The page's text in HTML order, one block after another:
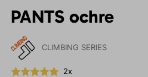
PANTS ochre
CLIMBING SERIES
2x